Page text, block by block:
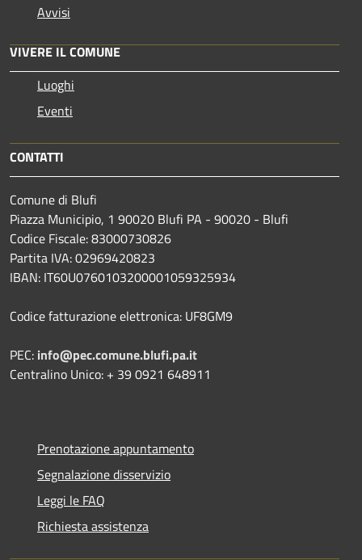
Avvisi
VIVERE IL COMUNE
Luoghi
Eventi
CONTATTI
Comune di Blufi
Piazza Municipio, 1 90020 Blufi PA - 90020 - Blufi
Codice Fiscale: 83000730826
Partita IVA: 02969420823
IBAN: IT60U0760103200001059325934
Codice fatturazione elettronica: UF8GM9
PEC: info@pec.comune.blufi.pa.it
Centralino Unico: + 39 0921 648911
Prenotazione appuntamento
Segnalazione disservizio
Leggi le FAQ
Richiesta assistenza